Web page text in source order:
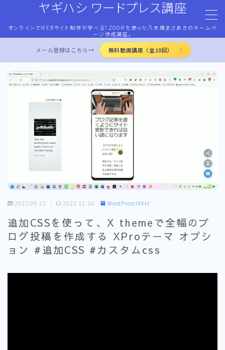
ヤギハシ ワードプレス講座
オンラインでWEBサイト制作が学べる！ZOOMを使った八木橋まさあきのホームペ
ージ作成講座。
MENU
HOME
ワードプレス・マネタイズ
ココナラ・ストアカ出品
LP作成術
PROFILE
メール登録はこちら→ 無料動画講座（全10回）
2022.09.22 2022.12.10 WordPressﾏﾈﾀｲｽﾞ
追加CSSを使って、X themeで全幅のブ
ログ投稿を作成する XProテーマ オプシ
ョン #追加CSS #カスタムcss